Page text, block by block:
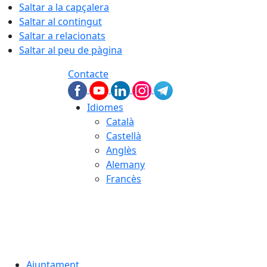
Saltar a la capçalera
Saltar al contingut
Saltar a relacionats
Saltar al peu de pàgina
Contacte
Idiomes
Català
Castellà
Anglès
Alemany
Francès